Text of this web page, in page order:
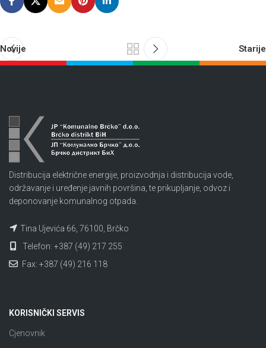
Novije Starije
Distribucija električne energije, proizvodnja i distribucija vode,
održavanje i uređenje javnih površina, te prikupljanje, odvoz i
deponovanje komunalnog otpada.
Tina Ujevića 66, 76100, Brčko
Telefon: +387 (49) 217 255
Fax: +387 (49) 216 118
KORISNIČKI SERVIS
Cjenovnik